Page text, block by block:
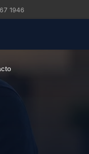
1946